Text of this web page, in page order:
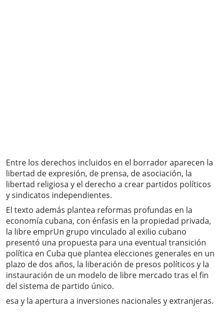
Entre los derechos incluidos en el borrador aparecen la
libertad de expresión, de prensa, de asociación, la
libertad religiosa y el derecho a crear partidos políticos
y sindicatos independientes.
El texto además plantea reformas profundas en la
economía cubana, con énfasis en la propiedad privada,
la libre emprUn grupo vinculado al exilio cubano
presentó una propuesta para una eventual transición
política en Cuba que plantea elecciones generales en un
plazo de dos años, la liberación de presos políticos y la
instauración de un modelo de libre mercado tras el fin
del sistema de partido único.
esa y la apertura a inversiones nacionales y extranjeras.